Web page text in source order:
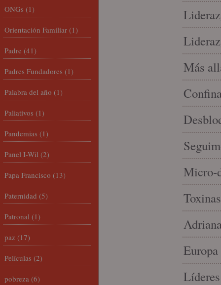
Más
Micro-
ONGs (1)
Orientación Familiar (1)
Padre (41)
Padres Fundadores (1)
Palabra del año (1)
Paliativos (1)
Pandemias (1)
Panel I-Wil (2)
Papa Francisco (13)
Paternidad (5)
Patronal (1)
paz (17)
Películas (2)
pobreza (6)